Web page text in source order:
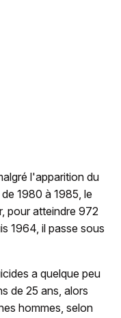
l'apparition du
1980 à 1985, le
pour atteindre 972
1964, il passe sous
a quelque peu
de 25 ans, alors
hommes, selon